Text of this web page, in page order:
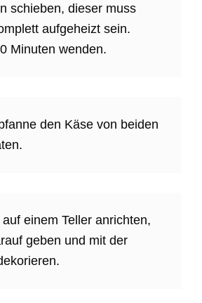
schieben, dieser muss
aufgeheizt sein.
Minuten wenden.
den Käse von beiden
einem Teller anrichten,
geben und mit der